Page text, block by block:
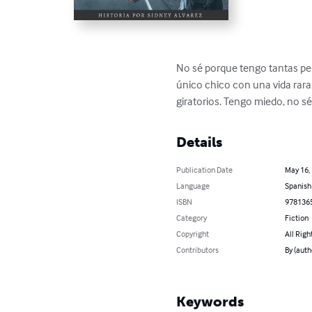
No sé porque tengo tantas
único chico con una vida
giratorios. Tengo miedo, no
Details
Publication Date
May
Language
Spanish
ISBN
Category
Fiction
Copyright
All
Contributors
By
Keywords